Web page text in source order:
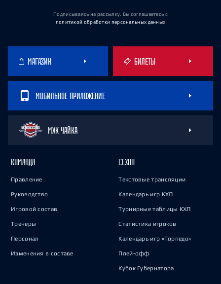
Подписываясь на рассылку, Вы соглашаетесь с
политикой обработки персональных данных
МАГАЗИН БИЛЕТЫ
МОБИЛЬНОЕ ПРИЛОЖЕНИЕ
МХК ЧАЙКА
КОМАНДА
Правление
Руководство
Игровой состав
Тренеры
Персонал
Изменения в составе
СЕЗОН
Текстовые трансляции
Календарь игр КХЛ
Турнирные таблицы КХЛ
Статистика игроков
Календарь игр «Торпедо»
Плей-офф
Кубок Губернатора